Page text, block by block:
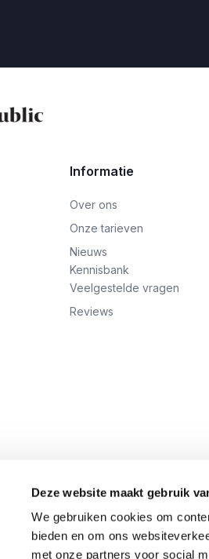
Deze website maakt gebruik
We gebruiken cookies om
bieden en om ons
met onze partners voor social
Informatie
Over ons
Onze tarieven
Nieuws
Kennisbank
Veelgestelde vragen
Reviews